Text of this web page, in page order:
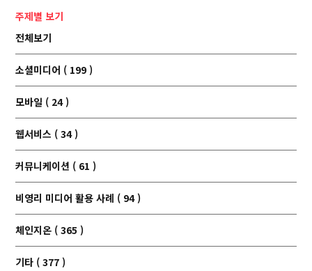
주제별 보기
전체보기
소셜미디어 ( 199 )
모바일 ( 24 )
웹서비스 ( 34 )
커뮤니케이션 ( 61 )
비영리 미디어 활용 사례 ( 94 )
체인지온 ( 365 )
기타 ( 377 )